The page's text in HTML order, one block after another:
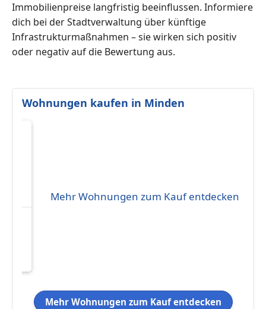
Immobilienpreise langfristig beeinflussen. Informiere
dich bei der Stadtverwaltung über künftige
Infrastrukturmaßnahmen – sie wirken sich positiv
oder negativ auf die Bewertung aus.
Wohnungen kaufen in Minden
Mehr Wohnungen zum Kauf entdecken
Mehr Wohnungen zum Kauf entdecken